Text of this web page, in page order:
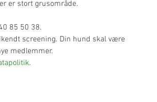
er stort grusområde.
85 50 38.
screening. Din hund skal være
medlemmer.
.